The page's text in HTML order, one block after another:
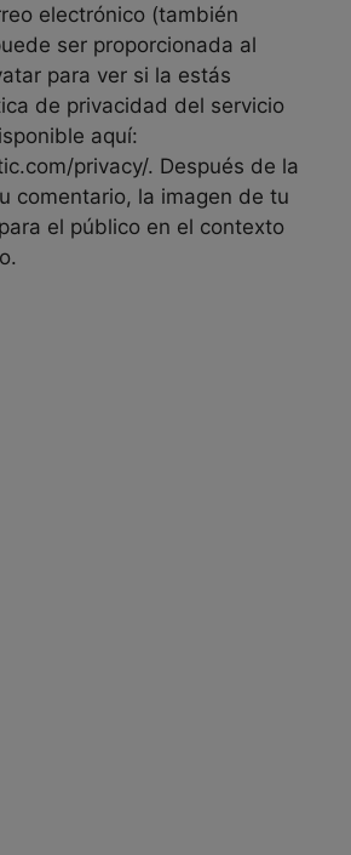
electrónico (también
ser proporcionada al
para ver si la estás
de privacidad del servicio
aquí:
privacy/. Después de la
comentario, la imagen de tu
el público en el contexto